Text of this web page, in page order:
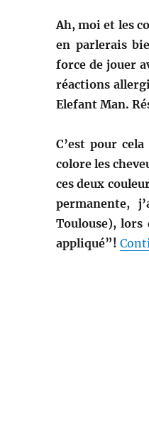
Ah, moi et les
en parlerais
force de jouer
réactions
Elefant Man.
C’est pour
colore les
ces deux
permanente,
Toulouse), lors
appliqué”!